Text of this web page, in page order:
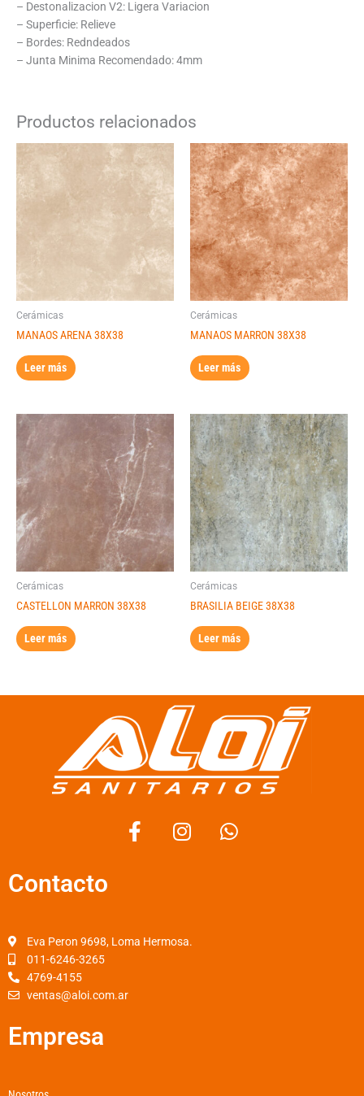
– Destonalizacion V2: Ligera Variacion
– Superficie: Relieve
– Bordes: Redndeados
– Junta Minima Recomendado: 4mm
Productos relacionados
Cerámicas
MANAOS ARENA 38X38
Leer más
Cerámicas
MANAOS MARRON 38X38
Leer más
Cerámicas
CASTELLON MARRON 38X38
Leer más
Cerámicas
BRASILIA BEIGE 38X38
Leer más
F
a
o
I
n
r
W
h
Contacto
Eva Peron 9698, Loma Hermosa.
011-6246-3265
4769-4155
ventas@aloi.com.ar
Empresa